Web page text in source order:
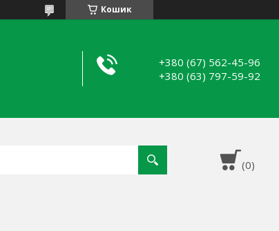
Кошик
+380 (67) 562-45-96
+380 (63) 797-59-92